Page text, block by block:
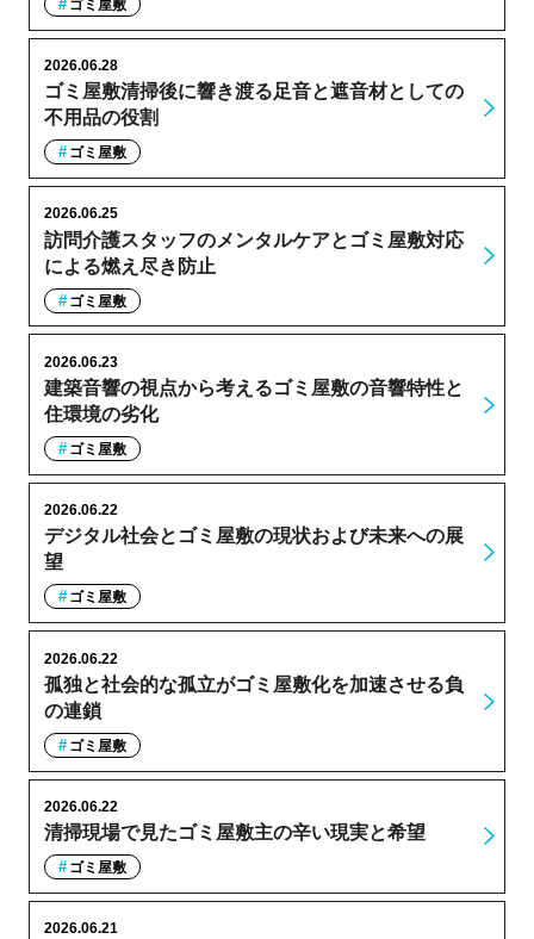
ゴミ屋敷
ゴミ屋敷清掃後に響き渡る足音と遮音材としての
不用品の役割
2026.06.28
ゴミ屋敷
訪問介護スタッフのメンタルケアとゴミ屋敷対応
による燃え尽き防止
2026.06.25
ゴミ屋敷
建築音響の視点から考えるゴミ屋敷の音響特性と
住環境の劣化
2026.06.23
ゴミ屋敷
デジタル社会とゴミ屋敷の現状および未来への展
望
2026.06.22
ゴミ屋敷
孤独と社会的な孤立がゴミ屋敷化を加速させる負
の連鎖
2026.06.22
ゴミ屋敷
清掃現場で見たゴミ屋敷主の辛い現実と希望
2026.06.22
ゴミ屋敷
2026.06.21